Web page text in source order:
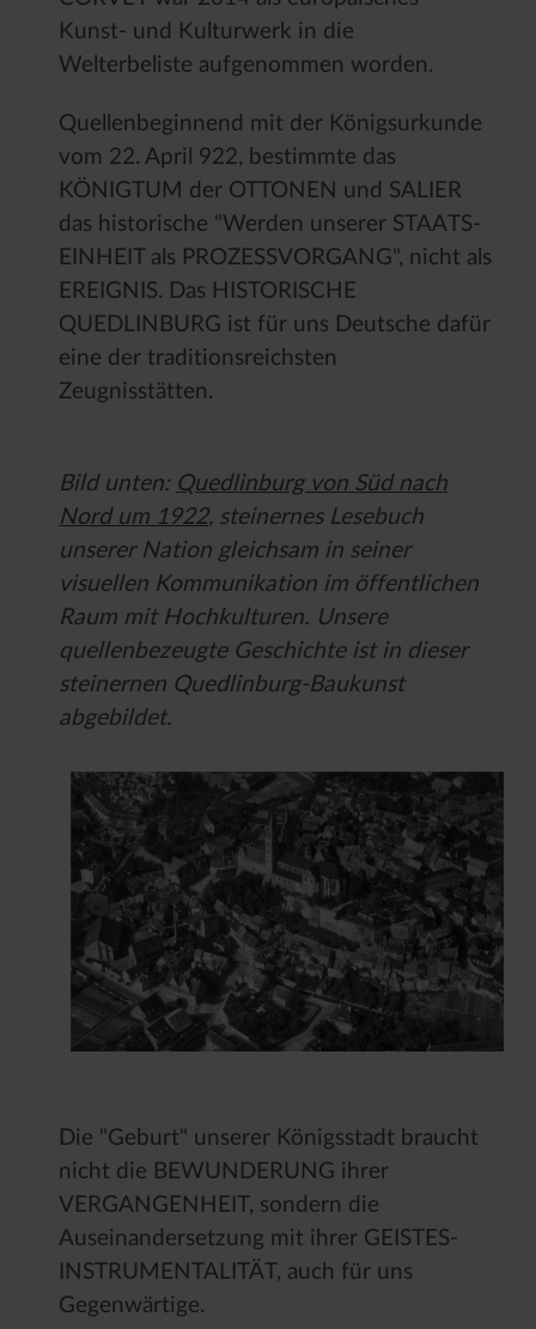
Kunst- und Kulturwerk in die
Welterbeliste aufgenommen worden.
Quellenbeginnend mit der Königsurkunde
vom 22. April 922, bestimmte das
KÖNIGTUM der OTTONEN und SALIER
das historische "Werden unserer STAATS-
EINHEIT als PROZESSVORGANG", nicht als
EREIGNIS. Das HISTORISCHE
QUEDLINBURG ist für uns Deutsche dafür
eine der traditionsreichsten
Zeugnisstätten.
Bild unten: Quedlinburg von Süd nach
Nord um 1922, steinernes Lesebuch
unserer Nation gleichsam in seiner
visuellen Kommunikation im öffentlichen
Raum mit Hochkulturen. Unsere
quellenbezeugte Geschichte ist in dieser
steinernen Quedlinburg-Baukunst
abgebildet.
Die "Geburt" unserer Königsstadt braucht
nicht die BEWUNDERUNG ihrer
VERGANGENHEIT, sondern die
Auseinandersetzung mit ihrer GEISTES-
INSTRUMENTALITÄT, auch für uns
Gegenwärtige.